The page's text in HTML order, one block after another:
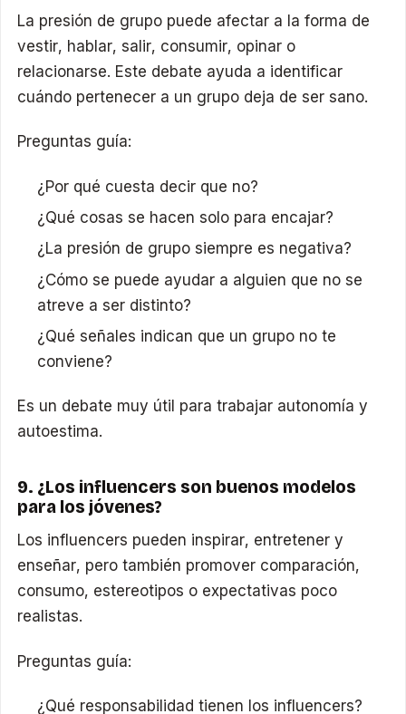
La presión de grupo puede afectar a la forma de
vestir, hablar, salir, consumir, opinar o
relacionarse. Este debate ayuda a identificar
cuándo pertenecer a un grupo deja de ser sano.
Preguntas guía:
¿Por qué cuesta decir que no?
¿Qué cosas se hacen solo para encajar?
¿La presión de grupo siempre es negativa?
¿Cómo se puede ayudar a alguien que no se
atreve a ser distinto?
¿Qué señales indican que un grupo no te
conviene?
Es un debate muy útil para trabajar autonomía y
autoestima.
9. ¿Los influencers son buenos modelos
para los jóvenes?
Los influencers pueden inspirar, entretener y
enseñar, pero también promover comparación,
consumo, estereotipos o expectativas poco
realistas.
Preguntas guía:
¿Qué responsabilidad tienen los influencers?